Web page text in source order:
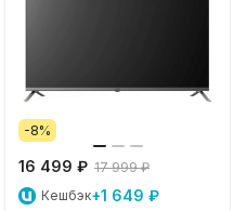
-8%
16 499 ₽ 17 999 ₽
Кешбэк+1 649 ₽